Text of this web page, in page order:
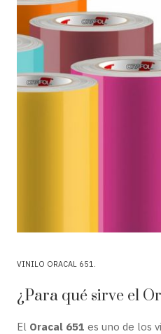
VINILO ORACAL 651
¿Para qué sirve el
El Oracal 651 es uno de los